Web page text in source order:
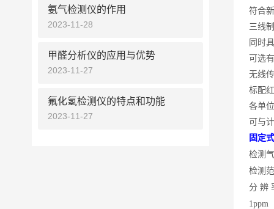
符合
三线
同时
可选
无线
标配
各单
可与
固定
检测
检测
分 辨
1ppm
氨气检测仪的作用
2023-11-28
甲醛分析仪的应用与优势
2023-11-27
氟化氢检测仪的特点和功能
2023-11-27